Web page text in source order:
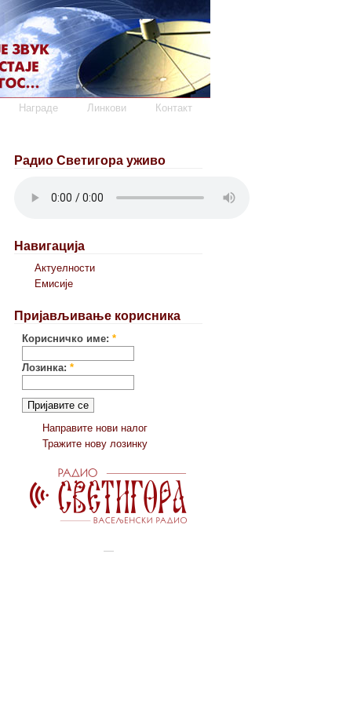
Награде Линкови
Контакт
Радио Светигора уживо
Навигација
Актуелности
Емисије
Пријављивање корисника
Корисничко име: *
Лозинка: *
Направите нови налог
Тражите нову лозинку